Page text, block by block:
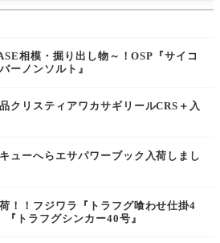
相模・掘り出し物～！OSP『サイコ
ーノンソルト』
クリスティアワカサギリールCRS＋入
ューへらエサパワーブック入荷しまし
！！フジワラ『トラフグ喰わせ仕掛4
『トラフグシンカー40号』